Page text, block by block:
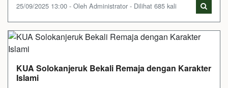
25/09/2025 13:00 - Oleh Administrator - Dilihat 685 kali
KUA Solokanjeruk Bekali Remaja dengan Karakter
Islami